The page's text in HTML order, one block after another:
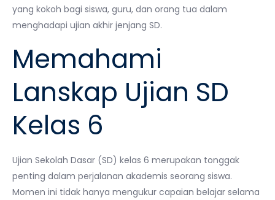
yang kokoh bagi siswa, guru, dan orang tua dalam
menghadapi ujian akhir jenjang SD.
Memahami
Lanskap Ujian SD
Kelas 6
Ujian Sekolah Dasar (SD) kelas 6 merupakan tonggak
penting dalam perjalanan akademis seorang siswa.
Momen ini tidak hanya mengukur capaian belajar selama